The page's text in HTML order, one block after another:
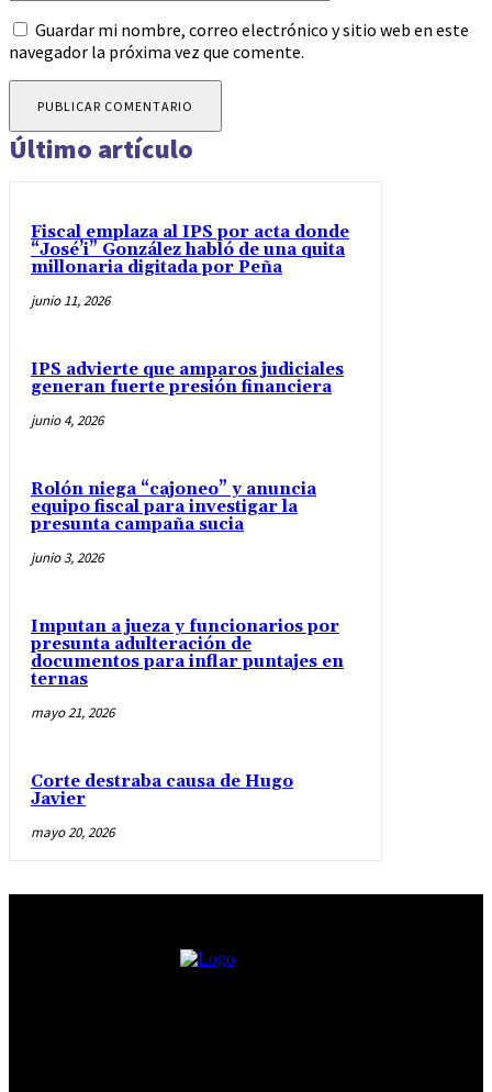
Guardar mi nombre, correo electrónico y sitio web en este
navegador la próxima vez que comente.
Último artículo
Fiscal emplaza al IPS por acta donde
“José’i” González habló de una quita
millonaria digitada por Peña
junio 11, 2026
IPS advierte que amparos judiciales
generan fuerte presión financiera
junio 4, 2026
Rolón niega “cajoneo” y anuncia
equipo fiscal para investigar la
presunta campaña sucia
junio 3, 2026
Imputan a jueza y funcionarios por
presunta adulteración de
documentos para inflar puntajes en
ternas
mayo 21, 2026
Corte destraba causa de Hugo
Javier
mayo 20, 2026